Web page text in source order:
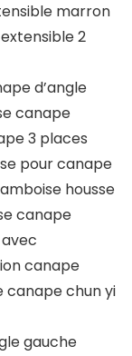
marron
2
d’angle
canape
3 places
pour canape
housse
canape
canape
canape chun yi
gauche